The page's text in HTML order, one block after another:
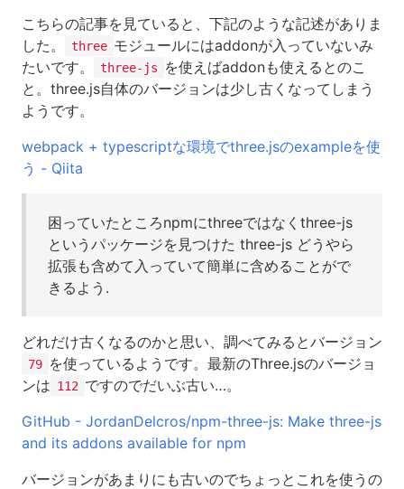
こちらの記事を見ていると、下記のような記述がありま
した。
three モジュールにはaddonが入っていないみ
たいです。
three-js
を使えばaddonも使えるとのこ
と。three.js自体のバージョンは少し古くなってしまう
ようです。
webpack + typescriptな環境でthree.jsのexampleを使
う - Qiita
困っていたところnpmにthreeではなくthree-js
というパッケージを見つけた three-js どうやら
拡張も含めて入っていて簡単に含めることがで
きるよう.
どれだけ古くなるのかと思い、調べてみるとバージョン
79 を使っているようです。最新のThree.jsのバージョ
ンは 112 ですのでだいぶ古い…。
GitHub - JordanDelcros/npm-three-js: Make three-js
and its addons available for npm
バージョンがあまりにも古いのでちょっとこれを使うの